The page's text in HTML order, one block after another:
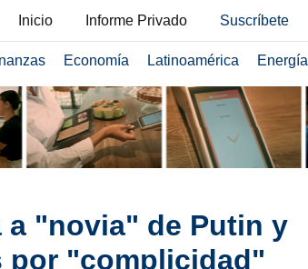
Inicio Informe Privado Suscríbete
Economía Latinoamérica Energía
a "novia" de Putin y
por "complicidad"